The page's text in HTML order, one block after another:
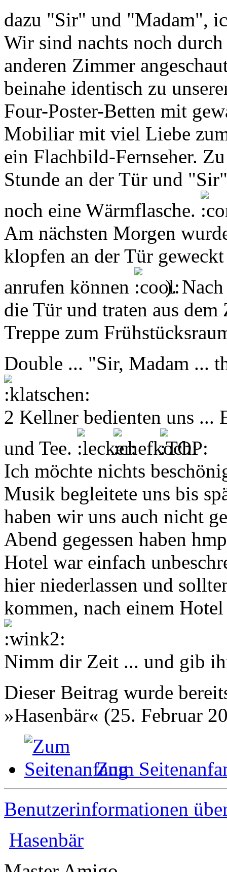
dazu "Sir" und "Madam",
Wir sind nachts noch
anderen Zimmer
beinahe identisch zu
Four-Poster-Betten mit
Mobiliar mit viel Liebe
ein Flachbild-Fernseher.
Stunde an der Tür und
noch eine Wärmflasche.
Am nächsten Morgen
klopfen an der Tür
anrufen können
). Nach
die Tür und traten aus
Treppe zum
Double ... "Sir, Madam ...
2 Kellner bedienten uns ...
und Tee.
Ich möchte nichts
Musik begleitete uns bis
haben wir uns auch nicht
Abend gegessen haben
Hotel war einfach
hier niederlassen und
kommen, nach einem
Nimm dir Zeit ... und gib
Dieser Beitrag wurde
»Hasenbär« (25. Februar
Zum
Benutzerinformationen
Hasenbär